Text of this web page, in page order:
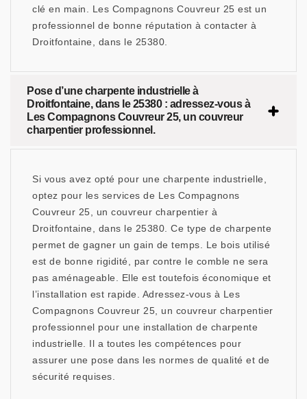
clé en main. Les Compagnons Couvreur 25 est un
professionnel de bonne réputation à contacter à
Droitfontaine, dans le 25380.
Pose d’une charpente industrielle à
Droitfontaine, dans le 25380 : adressez-vous à
Les Compagnons Couvreur 25, un couvreur
charpentier professionnel.
Si vous avez opté pour une charpente industrielle,
optez pour les services de Les Compagnons
Couvreur 25, un couvreur charpentier à
Droitfontaine, dans le 25380. Ce type de charpente
permet de gagner un gain de temps. Le bois utilisé
est de bonne rigidité, par contre le comble ne sera
pas aménageable. Elle est toutefois économique et
l’installation est rapide. Adressez-vous à Les
Compagnons Couvreur 25, un couvreur charpentier
professionnel pour une installation de charpente
industrielle. Il a toutes les compétences pour
assurer une pose dans les normes de qualité et de
sécurité requises.